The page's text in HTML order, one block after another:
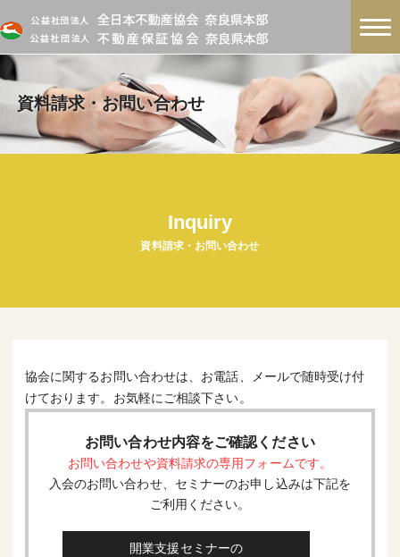
資料請求・お問い合わせ
Inquiry
資料請求・お問い合わせ
協会に関するお問い合わせは、お電話、メールで随時受け付
けております。お気軽にご相談下さい。
お問い合わせ内容をご確認ください
お問い合わせや資料請求の専用フォームです。
入会のお問い合わせ、セミナーのお申し込みは下記を
ご利用ください。
開業支援セミナーの